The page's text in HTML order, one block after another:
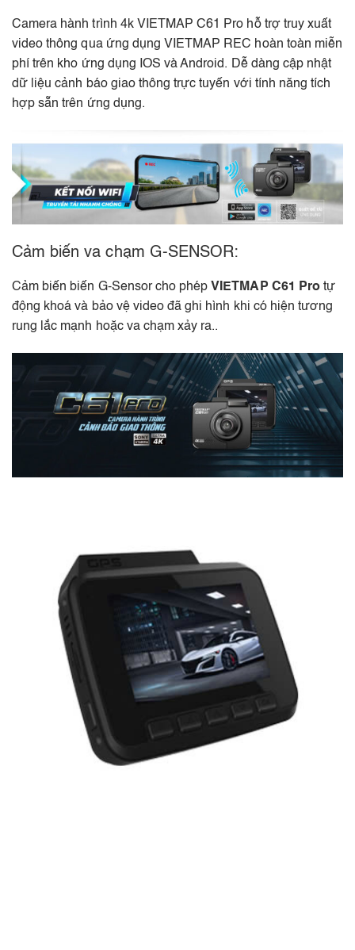
Camera hành trình 4k VIETMAP C61 Pro hỗ trợ truy xuất
video thông qua ứng dụng VIETMAP REC hoàn toàn miễn
phí trên kho ứng dụng IOS và Android. Dễ dàng cập nhật
dữ liệu cảnh báo giao thông trực tuyến với tính năng tích
hợp sẵn trên ứng dụng.
Cảm biến va chạm G-SENSOR:
Cảm biến biến G-Sensor cho phép VIETMAP C61 Pro tự
động khoá và bảo vệ video đã ghi hình khi có hiện tương
rung lắc mạnh hoặc va chạm xảy ra..